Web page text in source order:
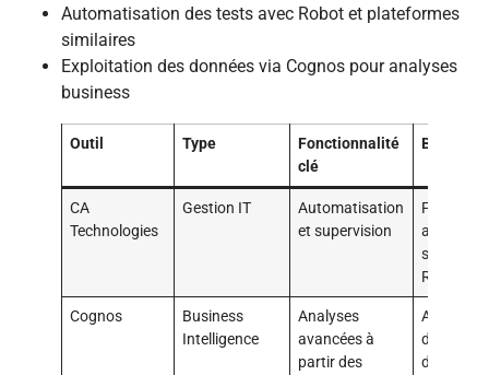
Automatisation des tests avec Robot et plateformes
similaires
Exploitation des données via Cognos pour analyses
business
Outil Type
Fonctionnalité
clé
CA
Technologies
Gestion IT
Automatisation
et supervision
Fiabilité
accrue
systèmes
RPG
Cognos
Business
Intelligence
Analyses
avancées à
partir des
des
décisions